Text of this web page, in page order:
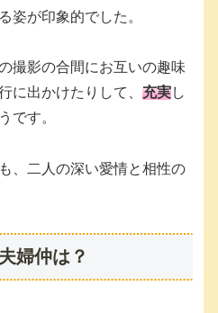
姿が印象的でした。
撮影の合間にお互いの趣味
に出かけたりして、 充実し
です。
、二人の深い愛情と相性の
婦仲は？